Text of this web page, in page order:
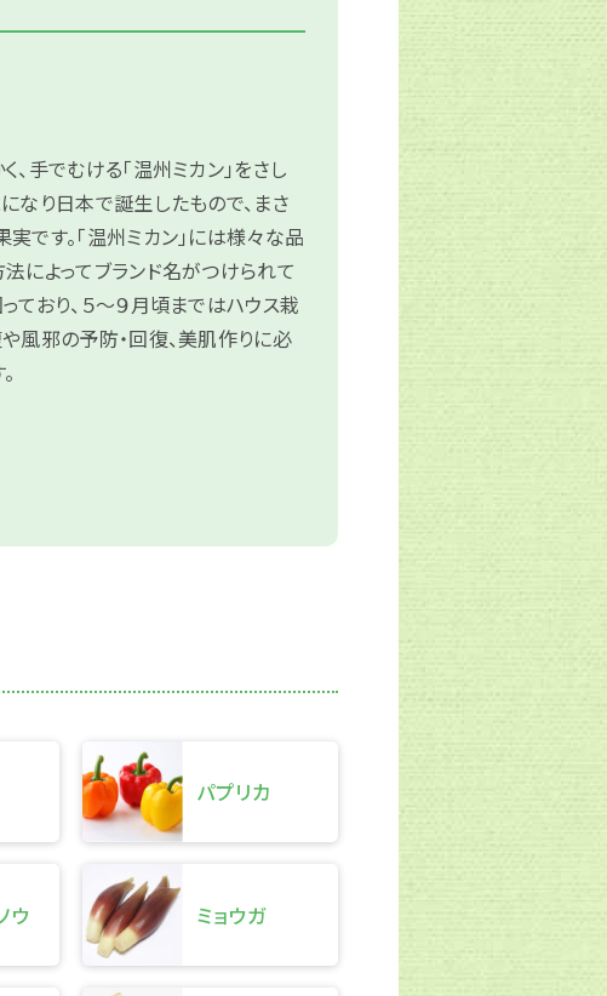
、手でむける「温州ミカン」をさし
なり日本で誕生したもので、まさ
です。「温州ミカン」には様々な品
によってブランド名がつけられて
ており、５～９月頃まではハウス栽
風邪の予防・回復、美肌作りに必
パプリカ
ウ ミョウガ